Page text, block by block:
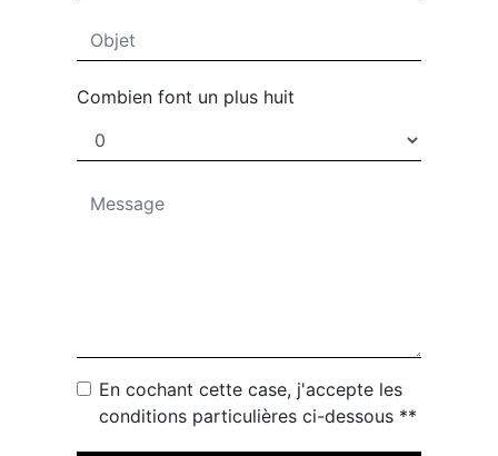
Combien font un plus huit
En cochant cette case, j'accepte les
conditions particulières ci-dessous **